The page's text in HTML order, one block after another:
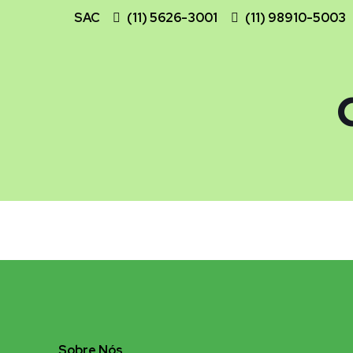
SAC (11) 5626-3001 (11) 98910-5003